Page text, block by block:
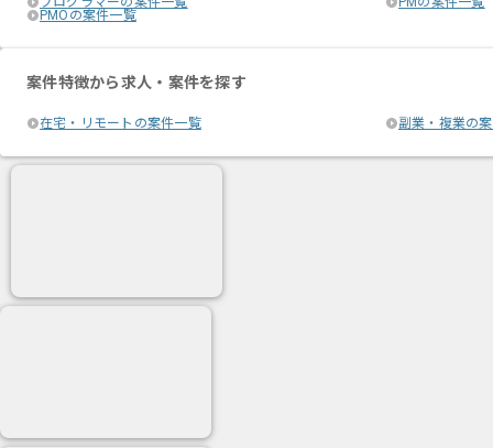
PMOの案件一覧
案件特徴から求人・案件を探す
在宅・リモートの案件一覧 副業・複業の